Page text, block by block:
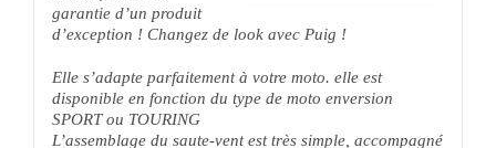
garantie d’un produit
d’exception ! Changez de look avec Puig !
Elle s’adapte parfaitement à votre moto. elle est
disponible en fonction du type de moto enversion
SPORT ou TOURING
L’assemblage du saute-vent est très simple, accompagné